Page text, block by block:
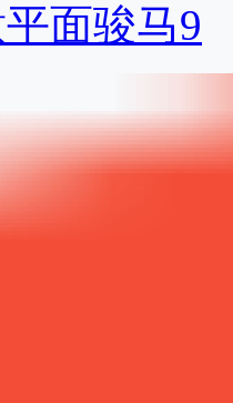
面骏马9